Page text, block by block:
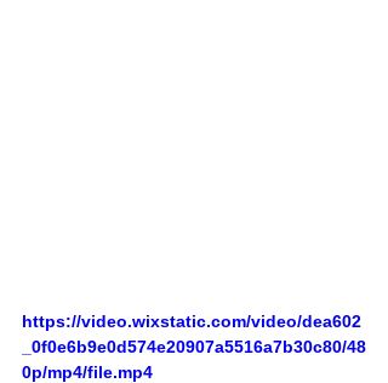
https://video.wixstatic.com/video/dea602
_0f0e6b9e0d574e20907a5516a7b30c80/48
0p/mp4/file.mp4